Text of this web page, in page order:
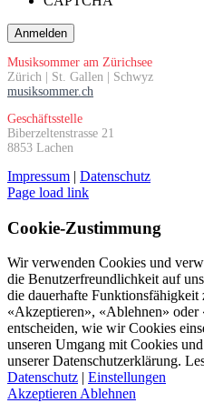
Musiksommer am Zürichsee
Zürich | St. Gallen | Schwyz
musiksommer.ch
Geschäftsstelle
Biberzeltenstrasse 21
8853 Lachen
Impressum | Datenschutz
Page load link
Cookie-Zustimmung
Wir verwenden Cookies und
die Benutzerfreundlichkeit auf
die dauerhafte
«Akzeptieren», «Ablehnen»
entscheiden, wie wir Cookies
unseren Umgang mit Cookies
unserer Datenschutzerklärung.
Datenschutz
Einstellungen
AkzeptierenAblehnen